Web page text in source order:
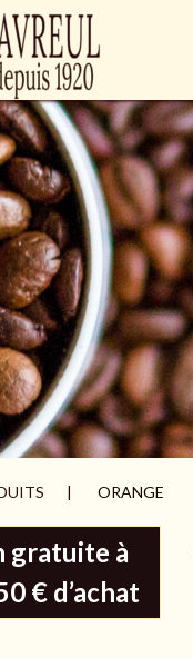
ORANGE
gratuite à
€ d’achat